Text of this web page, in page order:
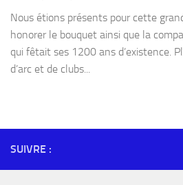
Nous étions présents pour cette
honorer le bouquet ainsi que la
qui fêtait ses 1200 ans d’existence.
d’arc et de clubs...
SUIVRE :